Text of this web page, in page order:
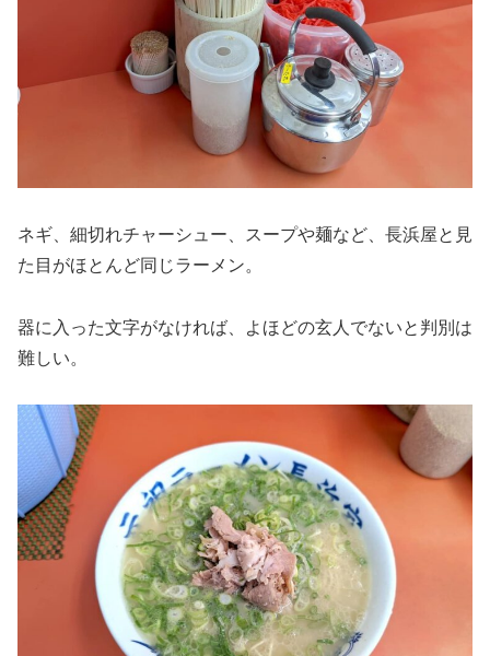
ネギ、細切れチャーシュー、スープや麺など、長浜屋と見
た目がほとんど同じラーメン。
器に入った文字がなければ、よほどの玄人でないと判別は
難しい。